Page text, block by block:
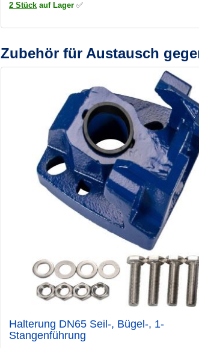
2 Stück auf Lager ✅
Zubehör für Austausch
Halterung DN65 Seil-, Bügel-, 1-
Stangenführung